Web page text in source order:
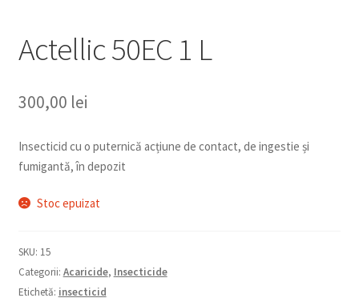
Actellic 50EC 1 L
300,00 lei
Insecticid cu o puternică acțiune de contact, de ingestie și
fumigantă, în depozit
Stoc epuizat
SKU: 15
Categorii: Acaricide, Insecticide
Etichetă: insecticid